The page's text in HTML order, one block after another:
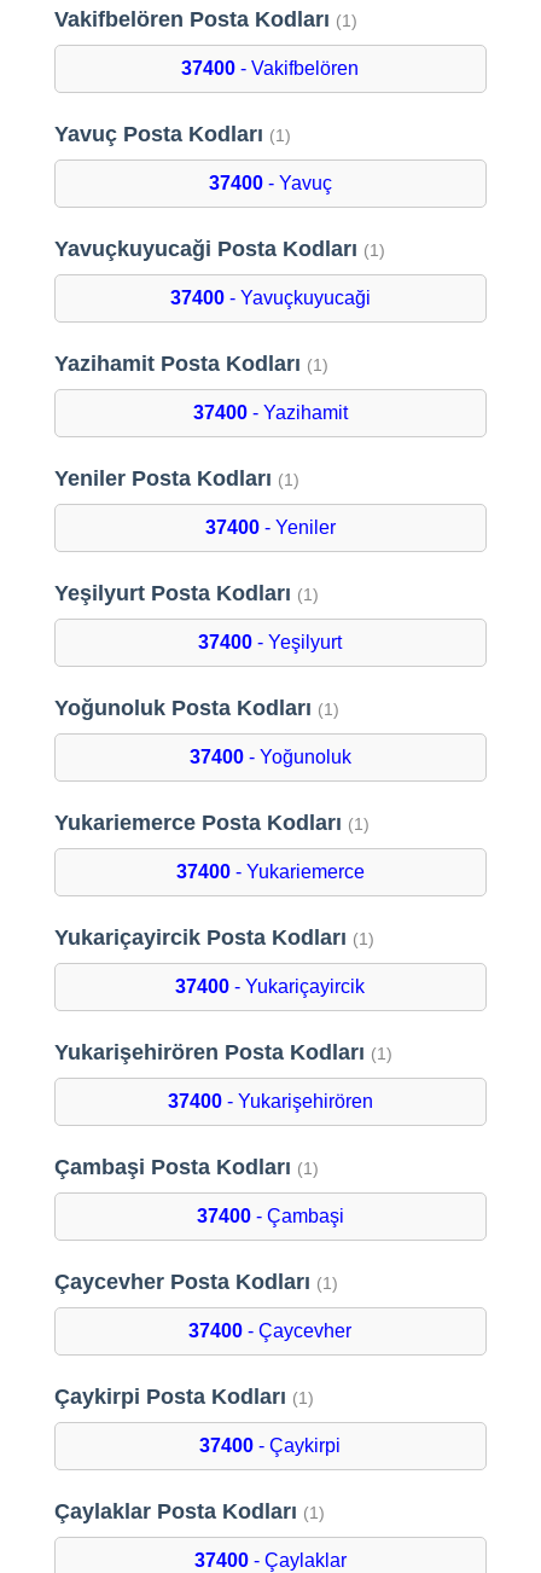
Vakifbelören Posta Kodları (1)
37400 - Vakifbelören
Yavuç Posta Kodları (1)
37400- Yavuç
Yavuçkuyucaği Posta Kodları (1)
37400- Yavuçkuyucaği
Yazihamit Posta Kodları (1)
37400- Yazihamit
Yeniler Posta Kodları (1)
37400- Yeniler
Yeşilyurt Posta Kodları (1)
37400 - Yeşilyurt
Yoğunoluk Posta Kodları (1)
37400- Yoğunoluk
Yukariemerce Posta Kodları (1)
37400- Yukariemerce
Yukariçayircik Posta Kodları (1)
37400 - Yukariçayircik
Yukarişehirören Posta Kodları (1)
37400- Yukarişehirören
Çambaşi Posta Kodları (1)
37400- Çambaşi
Çaycevher Posta Kodları (1)
37400 - Çaycevher
Çaykirpi Posta Kodları (1)
37400 - Çaykirpi
Çaylaklar Posta Kodları (1)
37400- Çaylaklar